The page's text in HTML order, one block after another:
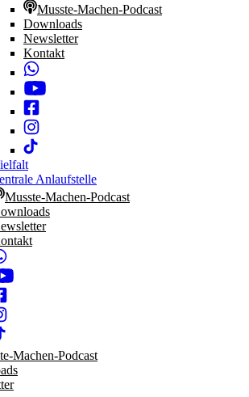
Musste-Machen-Podcast
Downloads
Newsletter
Kontakt
Anlaufstelle
Musste-Machen-Podcast
Machen-Podcast